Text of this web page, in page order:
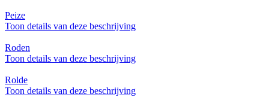
Peize
Toon details van deze beschrijving
Roden
Toon details van deze beschrijving
Rolde
Toon details van deze beschrijving